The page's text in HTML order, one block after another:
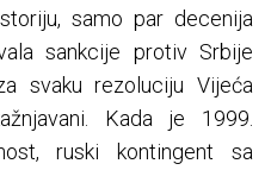
samo par decenija
sankcije protiv Srbije
svaku rezoluciju Vijeća
Kada je 1999.
ruski kontingent sa